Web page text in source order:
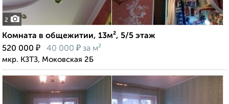
2
Комната в общежитии, 13м², 5/5 этаж
520 000 ₽ 40 000 ₽ за м²
мкр. КЗТЗ, Моковская 2Б